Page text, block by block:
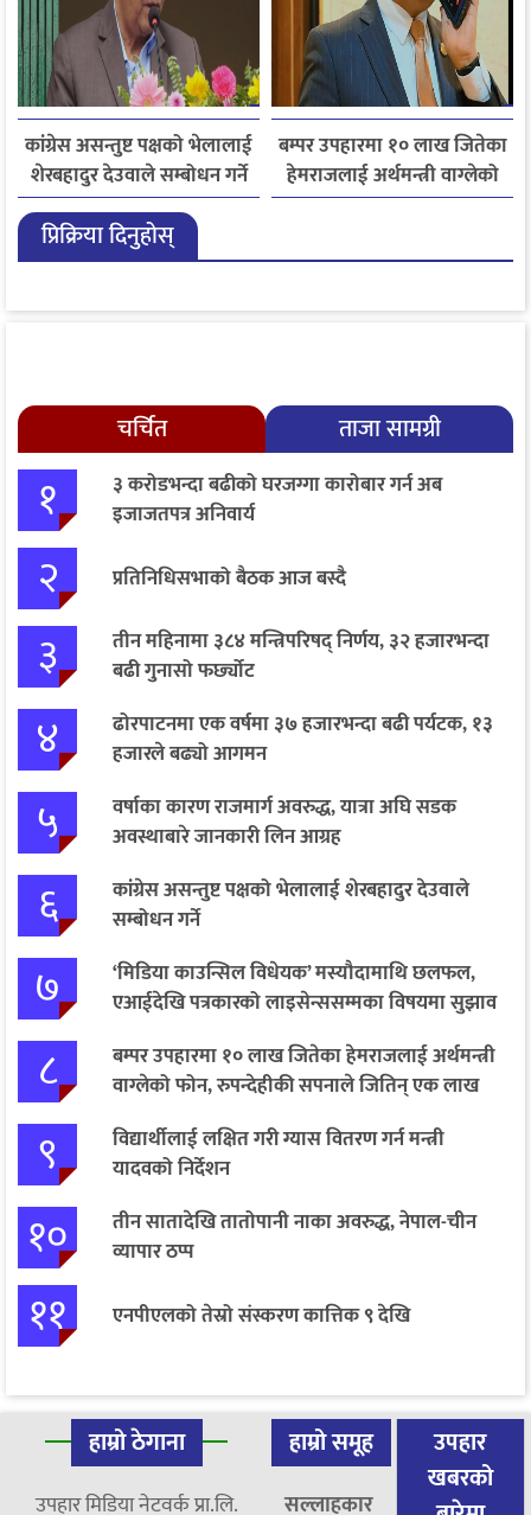
कांग्रेस असन्तुष्ट पक्षको भेलालाई
शेरबहादुर देउवाले सम्बोधन गर्ने
बम्पर उपहारमा १० लाख जितेका
हेमराजलाई अर्थमन्त्री वाग्लेको
फोन, रुपन्देहीकी सपनाले
प्रिक्रिया दिनुहोस्
चर्चित ताजा सामग्री
१
३ करोडभन्दा बढीको घरजग्गा कारोबार गर्न अब
इजाजतपत्र अनिवार्य
२ प्रतिनिधिसभाको बैठक आज बस्दै
३
तीन महिनामा ३८४ मन्त्रिपरिषद् निर्णय, ३२ हजारभन्दा
बढी गुनासो फर्छ्योट
४
ढोरपाटनमा एक वर्षमा ३७ हजारभन्दा बढी पर्यटक, १३
हजारले बढ्यो आगमन
५
वर्षाका कारण राजमार्ग अवरुद्ध, यात्रा अघि सडक
अवस्थाबारे जानकारी लिन आग्रह
६
कांग्रेस असन्तुष्ट पक्षको भेलालाई शेरबहादुर देउवाले
सम्बोधन गर्ने
७
‘मिडिया काउन्सिल विधेयक’ मस्यौदामाथि छलफल,
एआईदेखि पत्रकारको लाइसेन्ससम्मका विषयमा सुझाव
८
बम्पर उपहारमा १० लाख जितेका हेमराजलाई अर्थमन्त्री
वाग्लेको फोन, रुपन्देहीकी सपनाले जितिन् एक लाख
९
विद्यार्थीलाई लक्षित गरी ग्यास वितरण गर्न मन्त्री
यादवको निर्देशन
१०
तीन सातादेखि तातोपानी नाका अवरुद्ध, नेपाल-चीन
व्यापार ठप्प
११ एनपीएलको तेस्रो संस्करण कात्तिक ९ देखि
हाम्रो ठेगाना
उपहार मिडिया नेटवर्क प्रा.लि.
हाम्रो समूह
सल्लाहकार
उपहार
खबरको